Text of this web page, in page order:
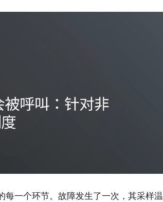
每一个环节。故障发生了一次，其采样温